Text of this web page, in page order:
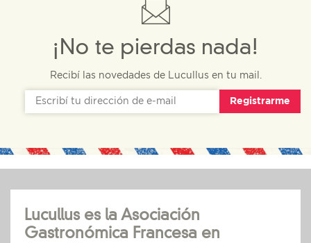
¡No te pierdas nada!
Recibí las novedades de Lucullus en tu mail.
Registrarme
Lucullus es la Asociación
Gastronómica Francesa en